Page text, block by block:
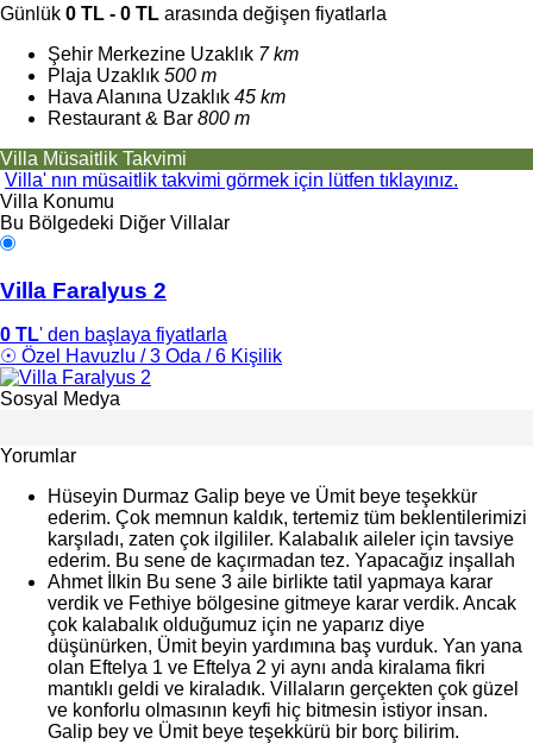
Günlük 0 TL - 0 TL arasında değişen fiyatlarla
Şehir Merkezine Uzaklık 7 km
Plaja Uzaklık 500 m
Hava Alanına Uzaklık 45 km
Restaurant & Bar 800 m
Villa Müsaitlik Takvimi
Villa' nın müsaitlik takvimi görmek için lütfen tıklayınız.
Villa Konumu
Bu Bölgedeki Diğer Villalar
Villa Faralyus 2
0 TL' den başlaya fiyatlarla
☉ Özel Havuzlu / 3 Oda / 6 Kişilik
Sosyal Medya
Yorumlar
Hüseyin Durmaz Galip beye ve Ümit beye teşekkür
ederim. Çok memnun kaldık, tertemiz tüm beklentilerimizi
karşıladı, zaten çok ilgililer. Kalabalık aileler için tavsiye
ederim. Bu sene de kaçırmadan tez. Yapacağız inşallah
Ahmet İlkin Bu sene 3 aile birlikte tatil yapmaya karar
verdik ve Fethiye bölgesine gitmeye karar verdik. Ancak
çok kalabalık olduğumuz için ne yaparız diye
düşünürken, Ümit beyin yardımına baş vurduk. Yan yana
olan Eftelya 1 ve Eftelya 2 yi aynı anda kiralama fikri
mantıklı geldi ve kiraladık. Villaların gerçekten çok güzel
ve konforlu olmasının keyfi hiç bitmesin istiyor insan.
Galip bey ve Ümit beye teşekkürü bir borç bilirim.